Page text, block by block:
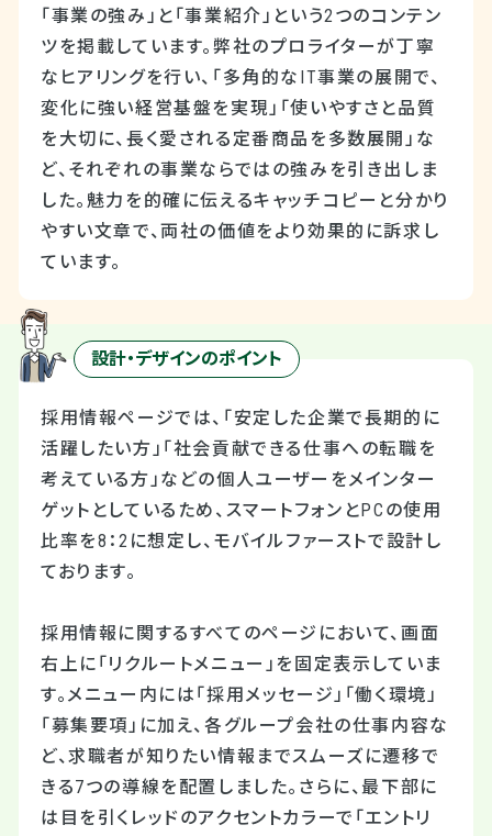
「事業の強み」と「事業紹介」という2つのコンテン
ツを掲載しています。弊社のプロライターが丁寧
なヒアリングを行い、「多角的なIT事業の展開で、
変化に強い経営基盤を実現」「使いやすさと品質
を大切に、長く愛される定番商品を多数展開」な
ど、それぞれの事業ならではの強みを引き出しま
した。魅力を的確に伝えるキャッチコピーと分かり
やすい文章で、両社の価値をより効果的に訴求し
ています。
設計・デザインのポイント
採用情報ページでは、「安定した企業で長期的に
活躍したい方」「社会貢献できる仕事への転職を
考えている方」などの個人ユーザーをメインター
ゲットとしているため、スマートフォンとPCの使用
比率を8：2に想定し、モバイルファーストで設計し
ております。
採用情報に関するすべてのページにおいて、画面
右上に「リクルートメニュー」を固定表示していま
す。メニュー内には「採用メッセージ」「働く環境」
「募集要項」に加え、各グループ会社の仕事内容な
ど、求職者が知りたい情報までスムーズに遷移で
きる7つの導線を配置しました。さらに、最下部に
は目を引くレッドのアクセントカラーで「エントリ